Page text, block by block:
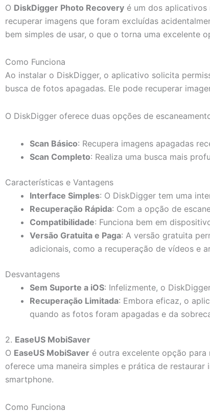
O DiskDigger Photo Recovery é um dos
recuperar imagens que foram excluídas
bem simples de usar, o que o torna uma excelente
Como Funciona
Ao instalar o DiskDigger, o aplicativo solicita
busca de fotos apagadas. Ele pode recuperar
O DiskDigger oferece duas opções de
Scan Básico: Recupera imagens apagadas
Scan Completo: Realiza uma busca mais
Características e Vantagens
Interface Simples: O DiskDigger tem uma
Recuperação Rápida: Com a opção de
Compatibilidade: Funciona bem em
Versão Gratuita e Paga: A versão gratuita
adicionais, como a recuperação de vídeos e
Desvantagens
Sem Suporte a iOS: Infelizmente, o
Recuperação Limitada: Embora eficaz, o
quando as fotos foram apagadas e da
2. EaseUS MobiSaver
O EaseUS MobiSaver é outra excelente opção
oferece uma maneira simples e prática de
smartphone.
Como Funciona